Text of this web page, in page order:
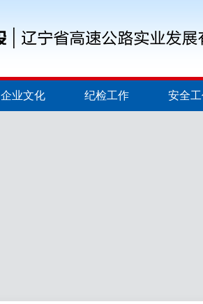
企业文化 纪检工作 安全